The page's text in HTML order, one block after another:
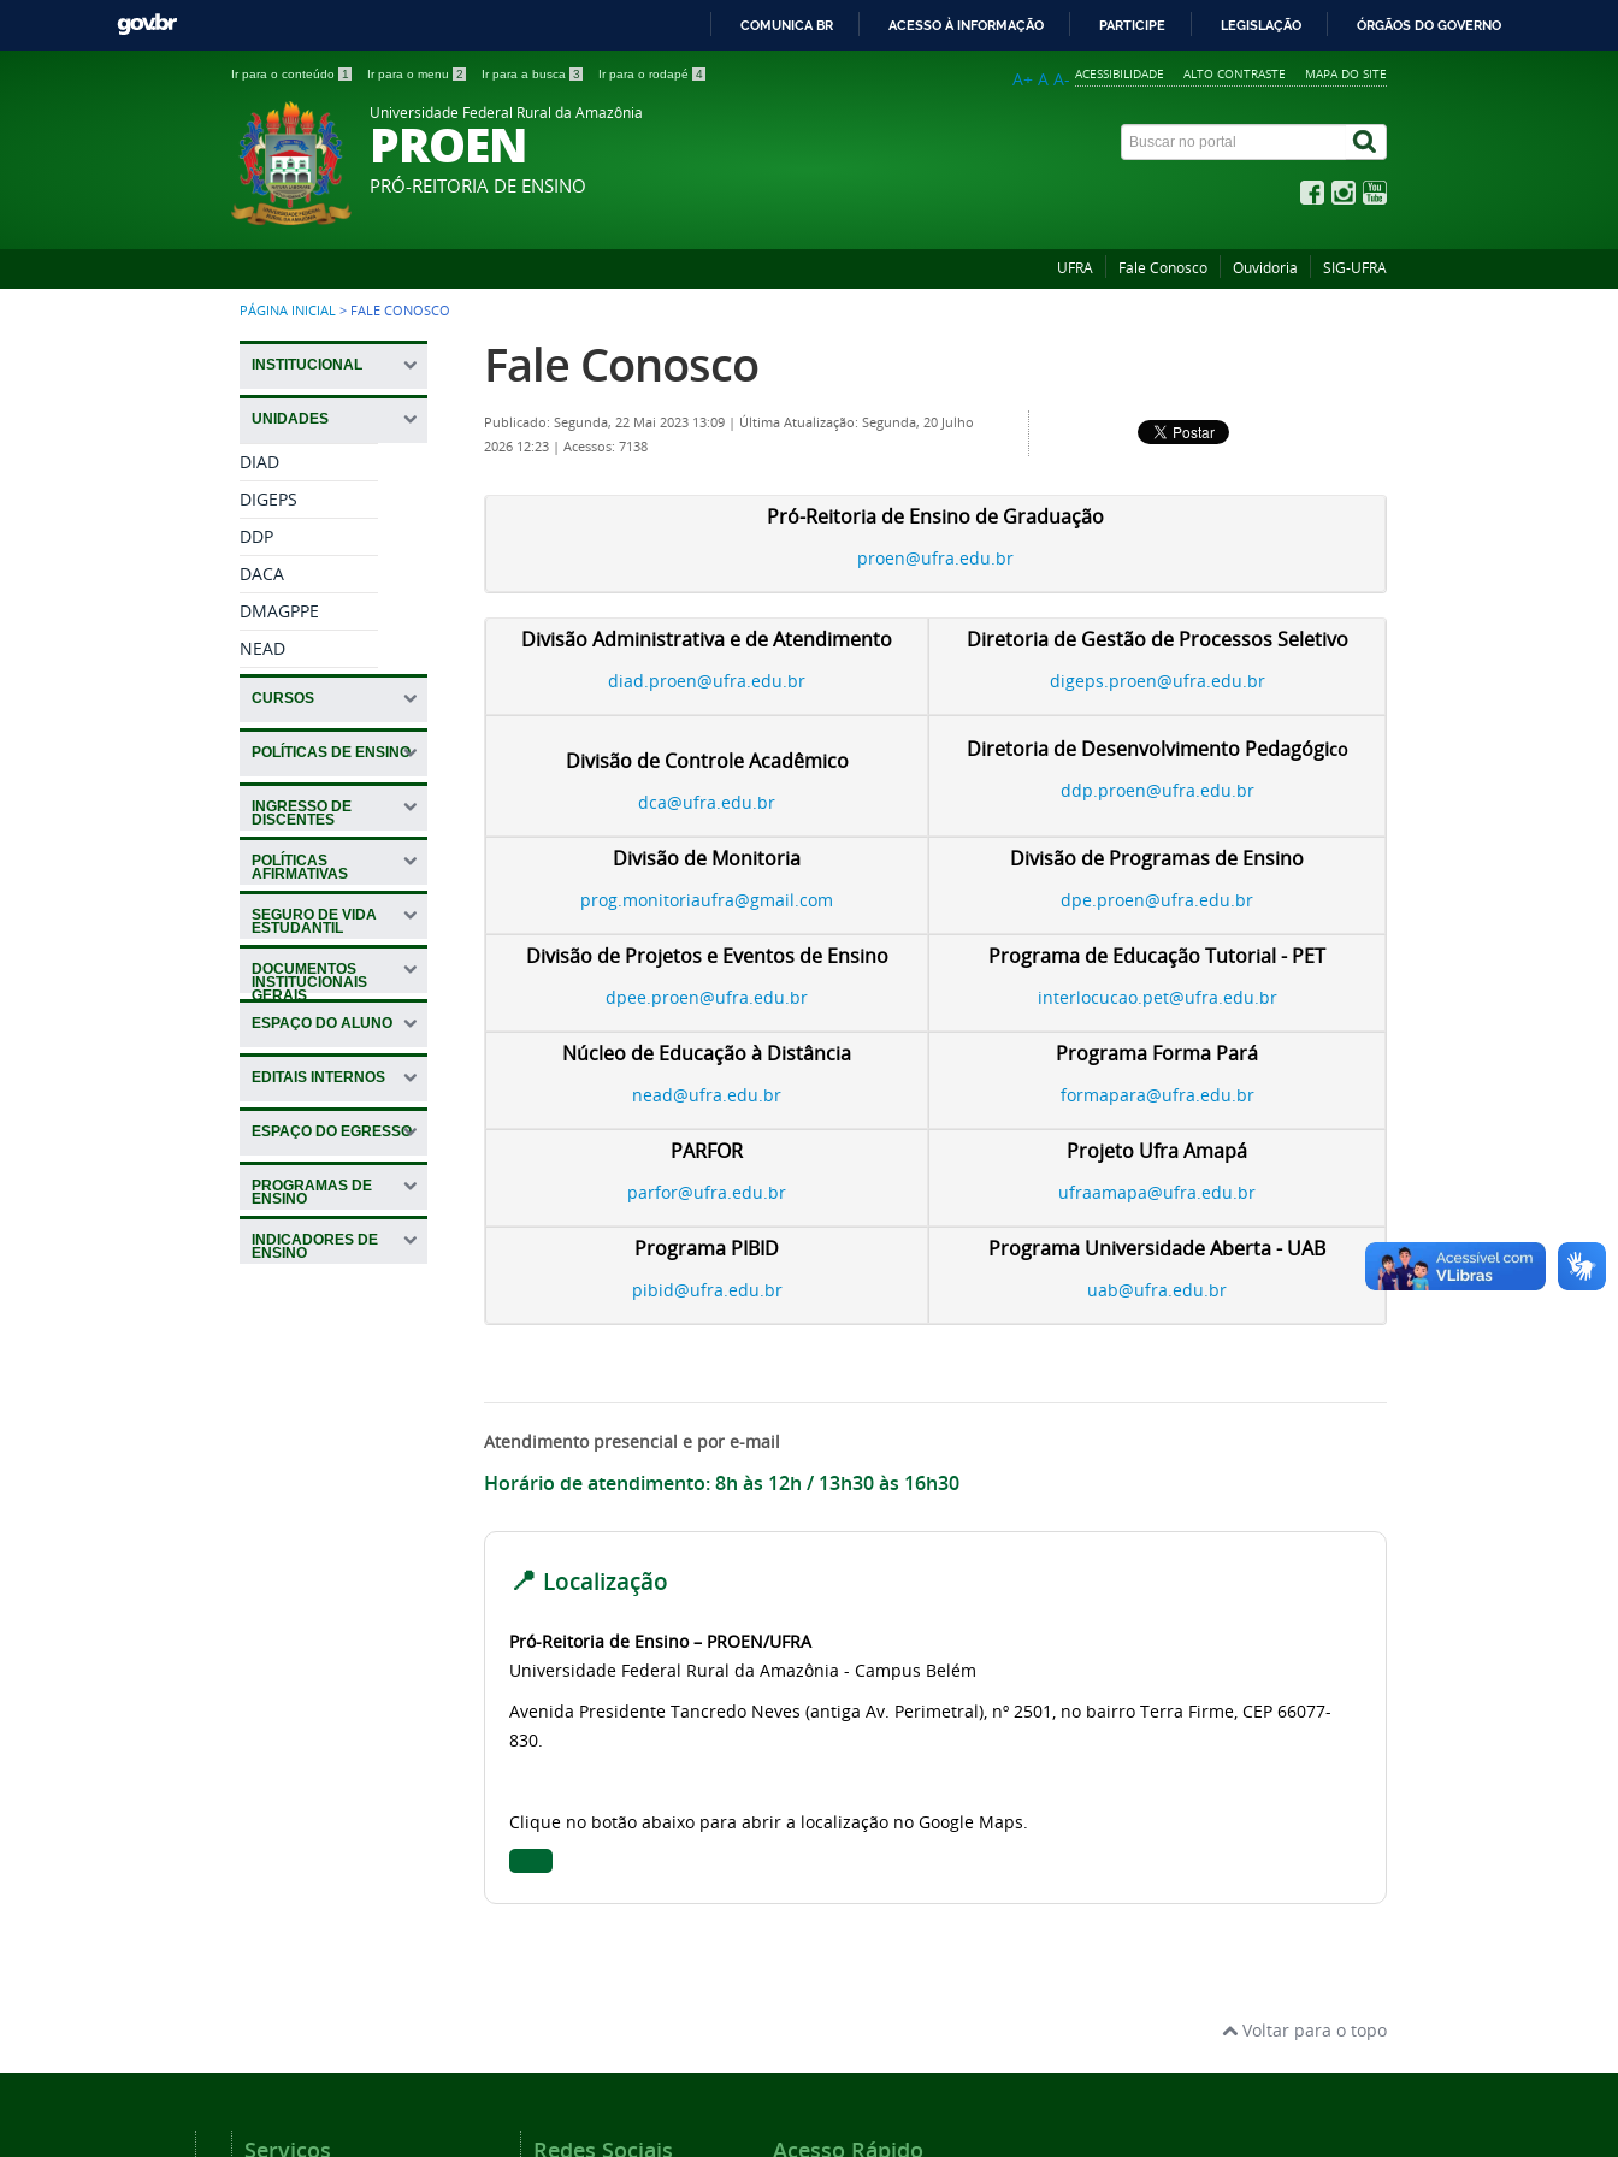
COMUNICA BR ACESSO À INFORMAÇÃO PARTICIPE LEGISLAÇÃO ÓRGÃOS DO GOVERNO
Ir para o conteúdo 1 Ir para o menu 2 Ir para a busca 3 Ir para o rodapé 4 ACESSIBILIDADE ALTO CONTRASTE MAPA DO SITE
A+ A A-
Universidade Federal Rural da Amazônia
PROEN
PRÓ-REITORIA DE ENSINO
UFRA Fale Conosco Ouvidoria SIG-UFRA
PÁGINA INICIAL > FALE CONOSCO
INSTITUCIONAL
UNIDADES
DIAD
DIGEPS
DDP
DACA
DMAGPPE
NEAD
CURSOS
POLÍTICAS DE ENSINO
INGRESSO DE
DISCENTES
POLÍTICAS
AFIRMATIVAS
SEGURO DE VIDA
ESTUDANTIL
DOCUMENTOS
INSTITUCIONAIS
GERAIS
ESPAÇO DO ALUNO
EDITAIS INTERNOS
ESPAÇO DO EGRESSO
PROGRAMAS DE
ENSINO
INDICADORES DE
ENSINO
Fale Conosco
Publicado: Segunda, 22 Mai 2023 13:09 | Última Atualização: Segunda, 20 Julho
2026 12:23 | Acessos: 7138
Pró-Reitoria de Ensino de Graduação
proen@ufra.edu.br
Divisão Administrativa e de Atendimento
diad.proen@ufra.edu.br
Diretoria de Gestão de Processos Seletivo
digeps.proen@ufra.edu.br
Divisão de Controle Acadêmico
dca@ufra.edu.br
Diretoria de Desenvolvimento Pedagógico
ddp.proen@ufra.edu.br
Divisão de Monitoria
prog.monitoriaufra@gmail.com
Divisão de Programas de Ensino
dpe.proen@ufra.edu.br
Divisão de Projetos e Eventos de Ensino
dpee.proen@ufra.edu.br
Programa de Educação Tutorial - PET
interlocucao.pet@ufra.edu.br
Núcleo de Educação à Distância
nead@ufra.edu.br
Programa Forma Pará
formapara@ufra.edu.br
PARFOR
parfor@ufra.edu.br
Projeto Ufra Amapá
ufraamapa@ufra.edu.br
Programa PIBID
pibid@ufra.edu.br
Programa Universidade Aberta - UAB
uab@ufra.edu.br
Atendimento presencial e por e-mail
Horário de atendimento: 8h às 12h / 13h30 às 16h30
📍 Localização
Pró-Reitoria de Ensino – PROEN/UFRA
Universidade Federal Rural da Amazônia - Campus Belém
Avenida Presidente Tancredo Neves (antiga Av. Perimetral), nº 2501, no bairro Terra Firme, CEP 66077-
830.
Clique no botão abaixo para abrir a localização no Google Maps.
Voltar para o topo
Serviços Redes Sociais Acesso Rápido